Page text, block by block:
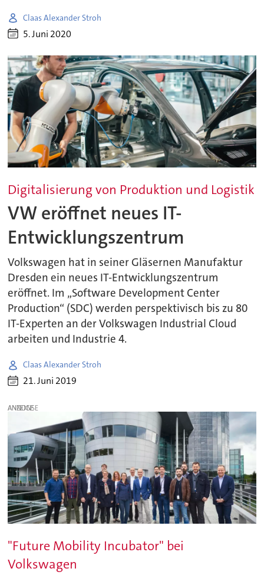
Claas Alexander Stroh
5. Juni 2020
Digitalisierung von Produktion und Logistik
VW eröffnet neues IT-
Entwicklungszentrum
Volkswagen hat in seiner Gläsernen Manufaktur
Dresden ein neues IT-Entwicklungszentrum
eröffnet. Im „Software Development Center
Production“ (SDC) werden perspektivisch bis zu 80
IT-Experten an der Volkswagen Industrial Cloud
arbeiten und Industrie 4.
Claas Alexander Stroh
21. Juni 2019
ANZEIGE
"Future Mobility Incubator" bei
Volkswagen